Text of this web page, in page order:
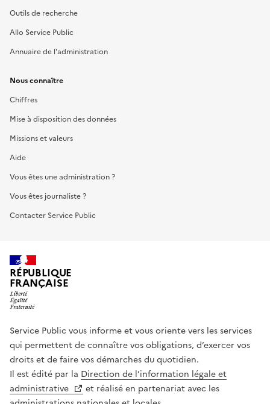
Outils de recherche
Allo Service Public
Annuaire de l'administration
Nous connaître
Chiffres
Mise à disposition des données
Missions et valeurs
Aide
Vous êtes une administration ?
Vous êtes journaliste ?
Contacter Service Public
RÉPUBLIQUE
FRANÇAISE
Service Public vous informe et vous oriente vers les services
qui permettent de connaître vos obligations, d’exercer vos
droits et de faire vos démarches du quotidien.
Il est édité par la Direction de l’information légale et
administrative
et réalisé en partenariat avec les